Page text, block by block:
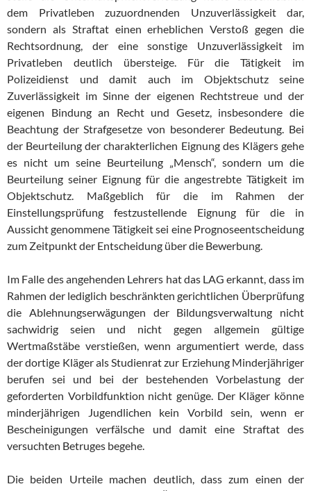
dem Privatleben zuzuordnenden Unzuverlässigkeit dar,
sondern als Straftat einen erheblichen Verstoß gegen die
Rechtsordnung, der eine sonstige Unzuverlässigkeit im
Privatleben deutlich übersteige. Für die Tätigkeit im
Polizeidienst und damit auch im Objektschutz seine
Zuverlässigkeit im Sinne der eigenen Rechtstreue und der
eigenen Bindung an Recht und Gesetz, insbesondere die
Beachtung der Strafgesetze von besonderer Bedeutung. Bei
der Beurteilung der charakterlichen Eignung des Klägers gehe
es nicht um seine Beurteilung „Mensch“, sondern um die
Beurteilung seiner Eignung für die angestrebte Tätigkeit im
Objektschutz. Maßgeblich für die im Rahmen der
Einstellungsprüfung festzustellende Eignung für die in
Aussicht genommene Tätigkeit sei eine Prognoseentscheidung
zum Zeitpunkt der Entscheidung über die Bewerbung.
Im Falle des angehenden Lehrers hat das LAG erkannt, dass im
Rahmen der lediglich beschränkten gerichtlichen Überprüfung
die Ablehnungserwägungen der Bildungsverwaltung nicht
sachwidrig seien und nicht gegen allgemein gültige
Wertmaßstäbe verstießen, wenn argumentiert werde, dass
der dortige Kläger als Studienrat zur Erziehung Minderjähriger
berufen sei und bei der bestehenden Vorbelastung der
geforderten Vorbildfunktion nicht genüge. Der Kläger könne
minderjährigen Jugendlichen kein Vorbild sein, wenn er
Bescheinigungen verfälsche und damit eine Straftat des
versuchten Betruges begehe.
Die beiden Urteile machen deutlich, dass zum einen der